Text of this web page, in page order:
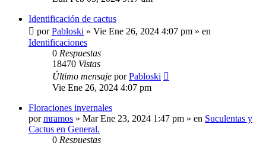
Identificación de cactus
porPabloski » Vie Ene 26, 2024 4:07 pm » en
Identificaciones
0 Respuestas
18470 Vistas
Último mensaje porPabloski
Vie Ene 26, 2024 4:07 pm
Floraciones invernales
pormramos » Mar Ene 23, 2024 1:47 pm » en Suculentas y
Cactus en General.
0 Respuestas